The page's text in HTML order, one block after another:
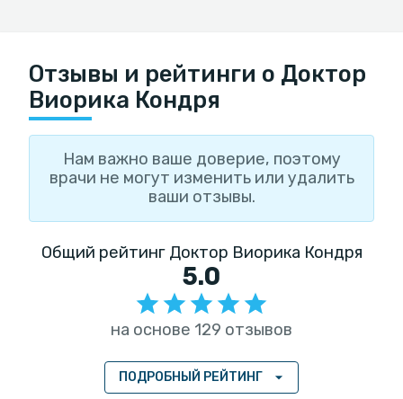
Отзывы и рейтинги о Доктор
Виорика Кондря
Нам важно ваше доверие, поэтому
врачи не могут изменить или удалить
ваши отзывы.
Общий рейтинг Доктор Виорика Кондря
5.0
на основе 129 отзывов
ПОДРОБНЫЙ РЕЙТИНГ